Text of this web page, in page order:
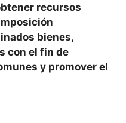
recursos
bienes,
con el fin de
y promover el